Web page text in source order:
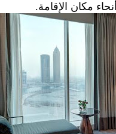
مكان الإقامة.